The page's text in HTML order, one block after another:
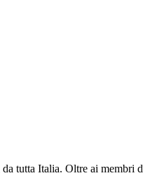
tutta Italia. Oltre ai membri